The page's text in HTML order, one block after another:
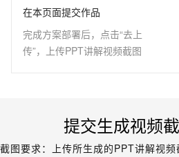
在本页面提交作品
完成方案部署后，点击“去上
传”，上传PPT讲解视频截图
提交生成视频
截图要求：上传所生成的PPT讲解视